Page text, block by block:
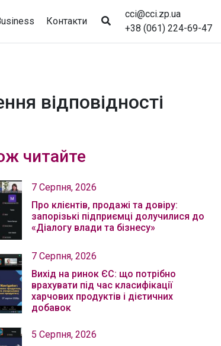
Контакти
cci@cci.zp.ua
+38 (061) 224-69-47
відповідності
читайте
7 Серпня, 2026
Про клієнтів, продажі та довіру:
запорізькі підприємці долучилися до
«Діалогу влади та бізнесу»
7 Серпня, 2026
Вихід на ринок ЄС: що потрібно
врахувати під час класифікації
харчових продуктів і дієтичних
добавок
5 Серпня, 2026